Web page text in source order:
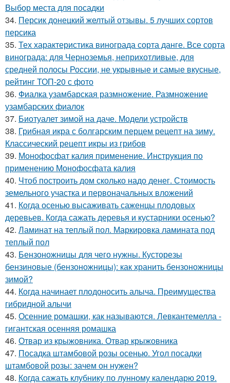
Выбор места для посадки
34. Персик донецкий желтый отзывы. 5 лучших сортов
персика
35. Тех характеристика винограда сорта данге. Все сорта
винограда: для Черноземья, неприхотливые, для
средней полосы России, не укрывные и самые вкусные,
рейтинг ТОП-20 с фото
36. Фиалка узамбарская размножение. Размножение
узамбарских фиалок
37. Биотуалет зимой на даче. Модели устройств
38. Грибная икра с болгарским перцем рецепт на зиму.
Классический рецепт икры из грибов
39. Монофосфат калия применение. Инструкция по
применению Монофосфата калия
40. Чтоб построить дом сколько надо денег. Стоимость
земельного участка и первоначальных вложений
41. Когда осенью высаживать саженцы плодовых
деревьев. Когда сажать деревья и кустарники осенью?
42. Ламинат на теплый пол. Маркировка ламината под
теплый пол
43. Бензоножницы для чего нужны. Кусторезы
бензиновые (бензоножницы): как хранить бензоножницы
зимой?
44. Когда начинает плодоносить алыча. Преимущества
гибридной алычи
45. Осенние ромашки, как называются. Левкантемелла -
гигантская осенняя ромашка
46. Отвар из крыжовника. Отвар крыжовника
47. Посадка штамбовой розы осенью. Угол посадки
штамбовой розы: зачем он нужен?
48. Когда сажать клубнику по лунному календарю 2019.